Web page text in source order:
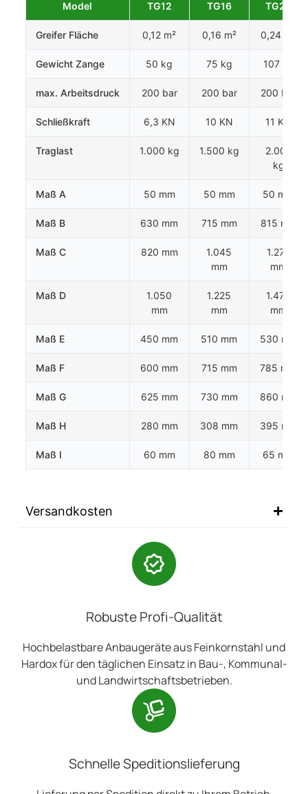
Model TG12 TG16 TG22
Greifer Fläche 0,12 m² 0,16 m² 0,24 m²
Gewicht Zange 50 kg 75 kg 107 kg
max. Arbeitsdruck 200 bar 200 bar 200 bar
Schließkraft 6,3 KN 10 KN 11 KN
Traglast 1.000 kg 1.500 kg
2.000
kg
Maß A 50 mm 50 mm 50 mm
Maß B 630 mm 715 mm 815 mm
Maß C 820 mm
1.045
mm
1.275
mm
Maß D
1.050
mm
1.225
mm
1.470
mm
Maß E 450 mm 510 mm 530 mm
Maß F 600 mm 715 mm 785 mm
Maß G 625 mm 730 mm 860 mm
Maß H 280 mm 308 mm 395 mm
Maß I 60 mm 80 mm 65 mm
Versandkosten
Robuste Profi-Qualität
Hochbelastbare Anbaugeräte aus Feinkornstahl und
Hardox für den täglichen Einsatz in Bau-, Kommunal-
und Landwirtschaftsbetrieben.
Schnelle Speditionslieferung